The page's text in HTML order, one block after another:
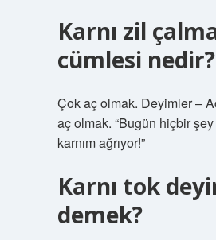
Karnı zil
cümlesi nedir?
Çok aç olmak. Deyimler –
aç olmak. “Bugün hiçbir
karnım ağrıyor!”
Karnı tok
demek?